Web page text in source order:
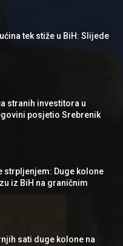
tek stiže u BiH: Slijede
stranih investitora u
posjetio Srebrenik
strpljenjem: Duge kolone
iz BiH na graničnim
sati duge kolone na